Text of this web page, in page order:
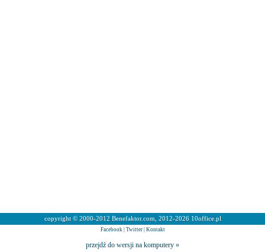
copyright © 2000-2012 Benefaktor.com, 2012-2026 10office.pl
Facebook| Twitter| Kontakt
przejdź do wersji na komputery »